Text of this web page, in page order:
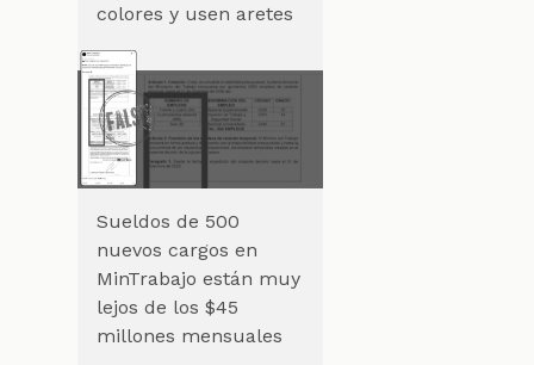
colores y usen aretes
Sueldos de 500
nuevos cargos en
MinTrabajo están muy
lejos de los $45
millones mensuales